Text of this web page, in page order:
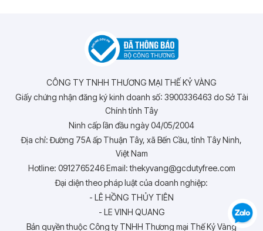
CÔNG TY TNHH THƯƠNG MẠI THẾ KỶ VÀNG
Giấy chứng nhận đăng ký kinh doanh số: 3900336463 do Sở Tài
Chính tỉnh Tây
Ninh cấp lần đầu ngày 04/05/2004
Địa chỉ: Đường 75A ấp Thuận Tây, xã Bến Cầu, tỉnh Tây Ninh,
Việt Nam
Hotline: 0912765246 Email: thekyvang@gcdutyfree.com
Đại diện theo pháp luật của doanh nghiệp:
- LÊ HỒNG THỦY TIÊN
- LE VINH QUANG
Bản quyền thuộc Công ty TNHH Thương mại Thế Kỷ Vàng